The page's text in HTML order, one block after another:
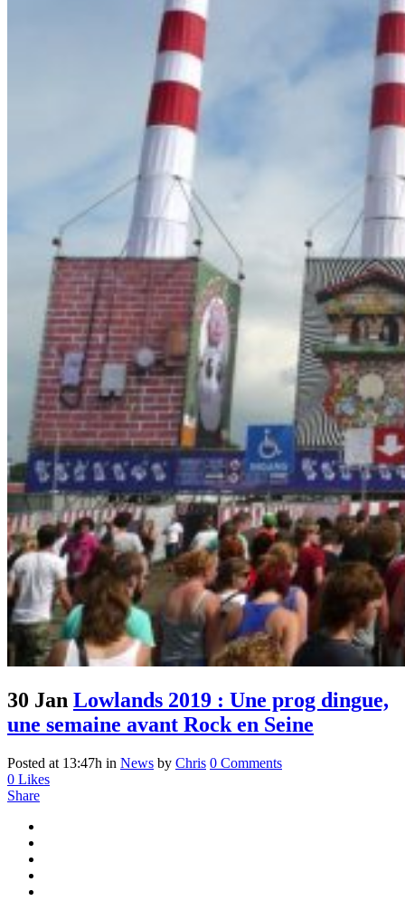
30 Jan Lowlands 2019 : Une prog dingue,
une semaine avant Rock en Seine
Posted at 13:47h in News by Chris 0 Comments
0 Likes
Share